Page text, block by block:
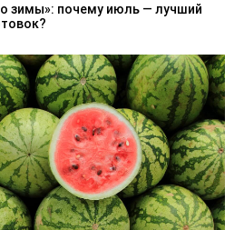
зимы»: почему июль — лучший